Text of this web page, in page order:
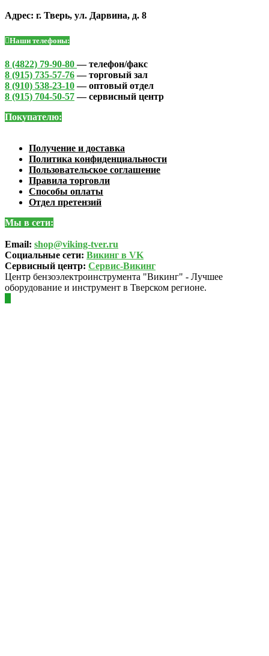
Адрес: г. Тверь, ул. Дарвина, д. 8
Наши телефоны:
8 (4822) 79-90-80— телефон/факс
8 (915) 735-57-76— торговый зал
8 (910) 538-23-10— оптовый отдел
8 (915) 704-50-57— сервисный центр
Покупателю:
Получение и доставка
Политика конфиденциальности
Пользовательское соглашение
Правила торговли
Способы оплаты
Отдел претензий
Мы в сети:
Email: shop@viking-tver.ru
Социальные сети: Викинг в VK
Сервисный центр: Сервис-Викинг
Центр бензоэлектроинструмента "Викинг" - Лучшее
оборудование и инструмент в Тверском регионе.